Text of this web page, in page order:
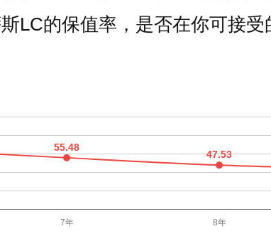
LC的保值率，是否在你可接受